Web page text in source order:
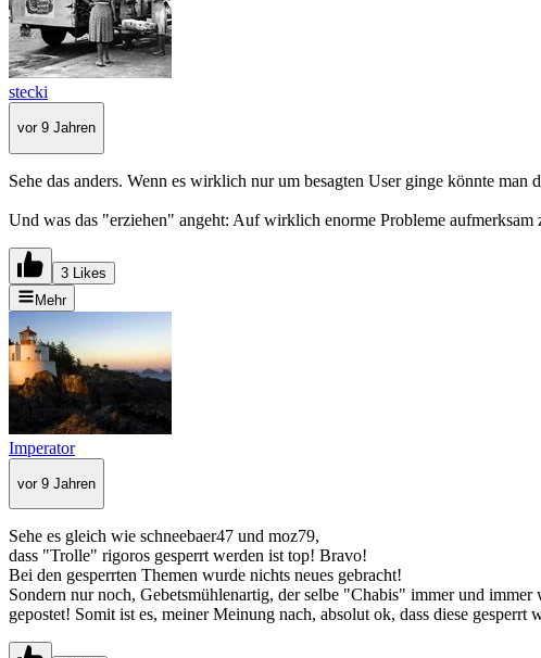
stecki
vor 9 Jahren
Sehe das anders. Wenn es wirklich nur um besagten User ginge könnte
Und was das "erziehen" angeht: Auf wirklich enorme Probleme
3 Likes
Mehr
Imperator
vor 9 Jahren
Sehe es gleich wie schneebaer47 und moz79,
dass "Trolle" rigoros gesperrt werden ist top! Bravo!
Bei den gesperrten Themen wurde nichts neues gebracht!
Sondern nur noch, Gebetsmühlenartig, der selbe "Chabis" immer und immer
gepostet! Somit ist es, meiner Meinung nach, absolut ok, dass diese gesperrt